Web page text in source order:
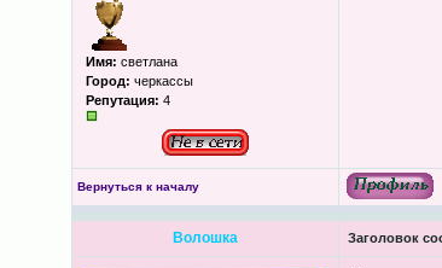
Имя: светлана
Город: черкассы
Репутация: 4
Вернуться к началу
Волошка Заголовок